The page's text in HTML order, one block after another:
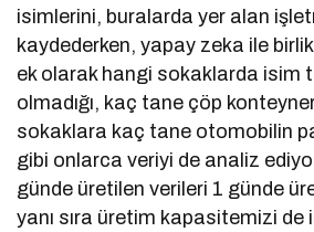
isimlerini, buralarda yer alan
kaydederken, yapay zeka ile
ek olarak hangi sokaklarda isim
olmadığı, kaç tane çöp
sokaklara kaç tane otomobilin
gibi onlarca veriyi de analiz
günde üretilen verileri 1 günde
yanı sıra üretim kapasitemizi de